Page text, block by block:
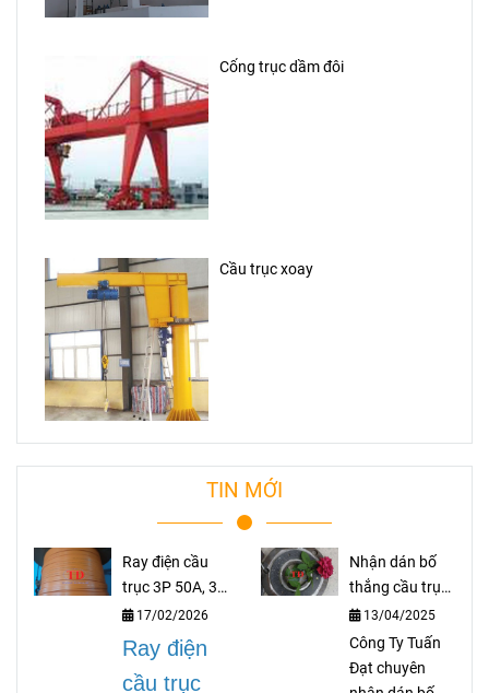
Cổng trục dầm đôi
Cầu trục xoay
TIN MỚI
Ray điện cầu
trục 3P 50A, 3P
75A, 3P 100A,
3P 150A, 3P
200A
17/02/2026
Ray điện
cầu trục
Nhận dán bố
thắng cầu trục
theo yêu cầu
13/04/2025
Công Ty Tuấn
Đạt chuyên